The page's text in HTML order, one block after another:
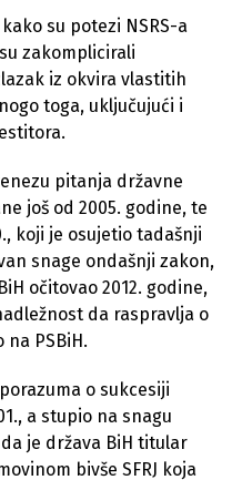
su potezi NSRS-a
zakomplicirali
iz okvira vlastitih
toga, uključujući i
pitanja državne
još od 2005. godine, te
koji je osujetio tadašnji
snage ondašnji zakon,
očitovao 2012. godine,
da raspravlja o
PSBiH.
o sukcesiji
a stupio na snagu
je država BiH titular
bivše SFRJ koja